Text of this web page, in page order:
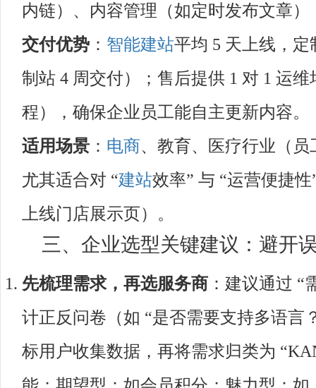
内链）、内容管理（如定时发布文章
交付优势 ： 智能建站平均 5 天上线，
制站 4 周交付）；售后提供 1 对 1 运
程），确保企业员工能自主更新内容。
适用场景 ： 电商、教育、医疗行业（员
尤其适合对 “建站效率” 与 “运营便捷
上线门店展示页）。
三、企业选型关键建议：避开
先梳理需求，再选服务商 ：建议通过
计正反问卷（如 “是否需要支持多语言
标用户收集数据，再将需求归类为